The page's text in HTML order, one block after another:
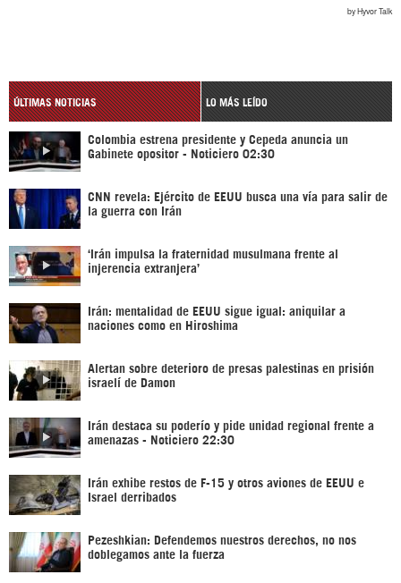
ÚLTIMAS NOTICIAS LO MÁS LEÍDO
Colombia estrena presidente y Cepeda anuncia un
Gabinete opositor - Noticiero 02:30
CNN revela: Ejército de EEUU busca una vía para salir de
la guerra con Irán
‘Irán impulsa la fraternidad musulmana frente al
injerencia extranjera’
Irán: mentalidad de EEUU sigue igual: aniquilar a
naciones como en Hiroshima
Alertan sobre deterioro de presas palestinas en prisión
israelí de Damon
Irán destaca su poderío y pide unidad regional frente a
amenazas - Noticiero 22:30
Irán exhibe restos de F-15 y otros aviones de EEUU e
Israel derribados
Pezeshkian: Defendemos nuestros derechos, no nos
doblegamos ante la fuerza